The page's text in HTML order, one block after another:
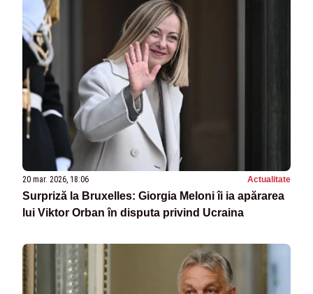
20 mar. 2026, 18:06 Actualitate
Surpriză la Bruxelles: Giorgia Meloni îi ia apărarea
lui Viktor Orban în disputa privind Ucraina